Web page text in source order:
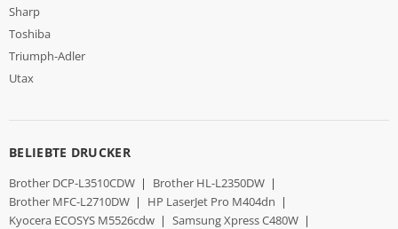
Sharp
Toshiba
Triumph-Adler
Utax
BELIEBTE DRUCKER
Brother DCP-L3510CDW | Brother HL-L2350DW |
Brother MFC-L2710DW | HP LaserJet Pro M404dn |
Kyocera ECOSYS M5526cdw | Samsung Xpress C480W |